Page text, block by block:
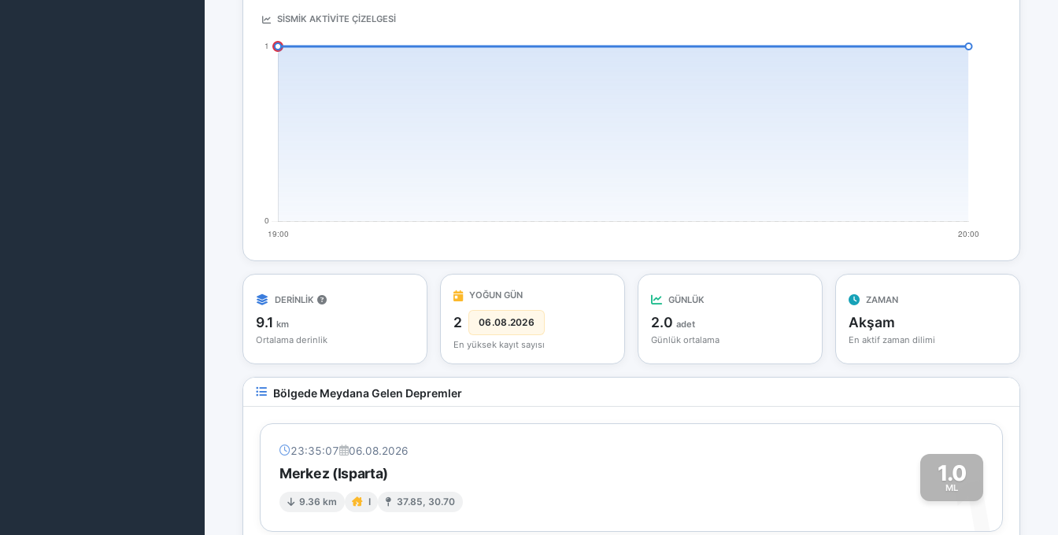
SISMIK AKTIVITE ÇIZELGESI
DERİNLİK
9.1 km
Ortalama derinlik
YOĞUN GÜN
2 06.08.2026
En yüksek kayıt sayısı
GÜNLÜK
2.0 adet
Günlük ortalama
ZAMAN
Akşam
En aktif zaman dilimi
Bölgede Meydana Gelen Depremler
23:35:07 06.08.2026
Merkez (Isparta)
9.36 km I 37.85, 30.70
1.0
ML
1